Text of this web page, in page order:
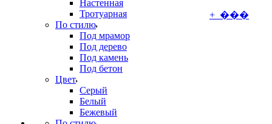
Настенная
Тротуарная
По стилю
Под мрамор
Под дерево
Под камень
Под бетон
Цвет
Серый
Белый
Бежевый
+ ���